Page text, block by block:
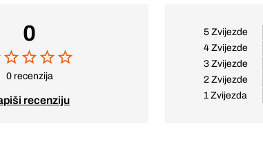
0
0 recenzija
recenziju
5 Zvijezde
4 Zvijezde
3 Zvijezde
2 Zvijezde
1 Zvijezda